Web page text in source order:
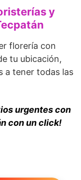
y
florería con
tu ubicación,
a tener todas las
urgentes con
con un click!